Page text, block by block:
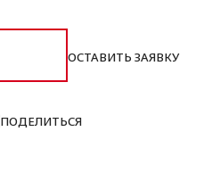
ОСТАВИТЬ ЗАЯВКУ
ПОДЕЛИТЬСЯ